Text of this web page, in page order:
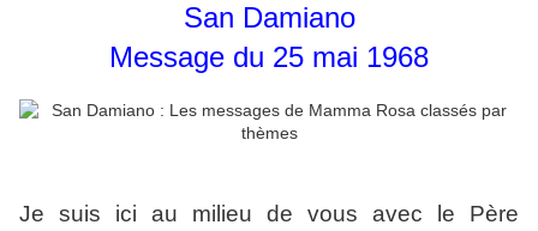
San Damiano
Message du 25 mai 1968
Je suis ici au milieu de vous avec le Père